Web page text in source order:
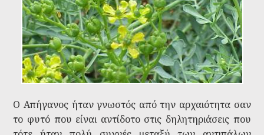
Ο Απήγανος ήταν γνωστός από την αρχαιότητα σαν
το φυτό που είναι αντίδοτο στις δηλητηριάσεις που